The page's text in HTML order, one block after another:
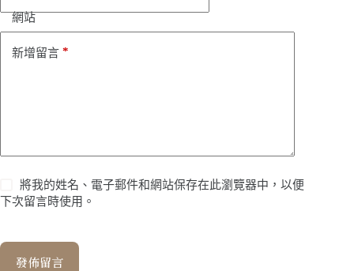
網站
新增留言 *
將我的姓名、電子郵件和網站保存在此瀏覽器中，以便
下次留言時使用。
發佈留言